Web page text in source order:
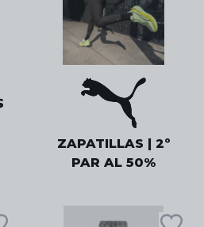
ZAPATILLAS | 2º
PAR AL 50%